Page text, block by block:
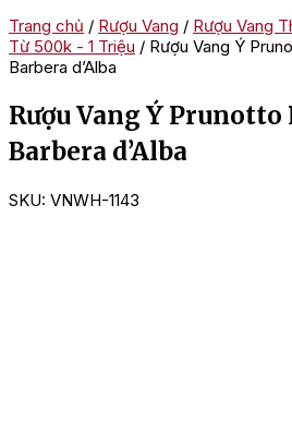
Trang chủ / Rượu Vang / Rượu Vang
Từ 500k - 1 Triệu / Rượu Vang Ý
Barbera d’Alba
Rượu Vang Ý Prunotto
Barbera d’Alba
SKU: VNWH-1143